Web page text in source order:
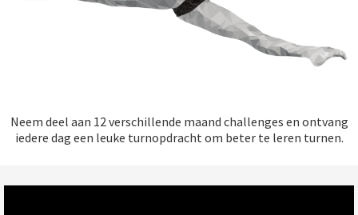
Neem deel aan 12 verschillende maand challenges en ontvang
iedere dag een leuke turnopdracht om beter te leren turnen.